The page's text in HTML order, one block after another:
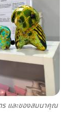
ร และของสมนาคุณ